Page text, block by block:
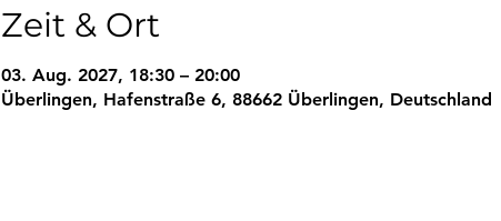
Zeit & Ort
03. Aug. 2027, 18:30 – 20:00
Überlingen, Hafenstraße 6, 88662 Überlingen, Deutschland